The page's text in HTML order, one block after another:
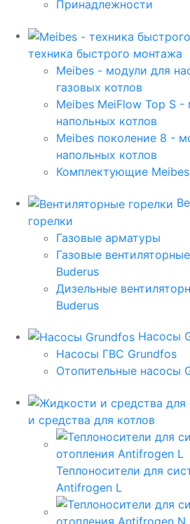
Принадлежности
техника быстрого монтажа
Meibes - модули для
газовых котлов
Meibes MeiFlow Top S -
напольных котлов
Meibes поколение 8 -
напольных котлов
Комплектующие Meibes
горелки
Газовые арматуры
Газовые
Buderus
Дизельные
Buderus
Насосы
Насосы ГВС Grundfos
Отопительные насосы
и средства для котлов
Теплоносители для
Antifrogen L